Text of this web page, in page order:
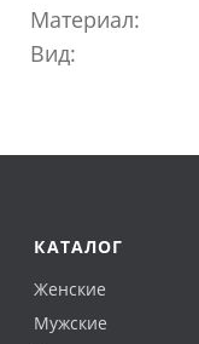
Материал:
Вид:
КАТАЛОГ
Женские
Мужские